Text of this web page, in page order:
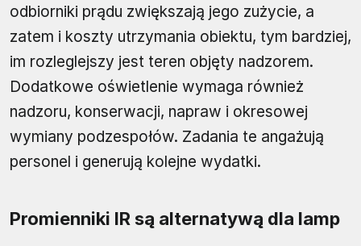
odbiorniki prądu zwiększają jego zużycie, a
zatem i koszty utrzymania obiektu, tym bardziej,
im rozleglejszy jest teren objęty nadzorem.
Dodatkowe oświetlenie wymaga również
nadzoru, konserwacji, napraw i okresowej
wymiany podzespołów. Zadania te angażują
personel i generują kolejne wydatki.
Promienniki IR są alternatywą dla lamp